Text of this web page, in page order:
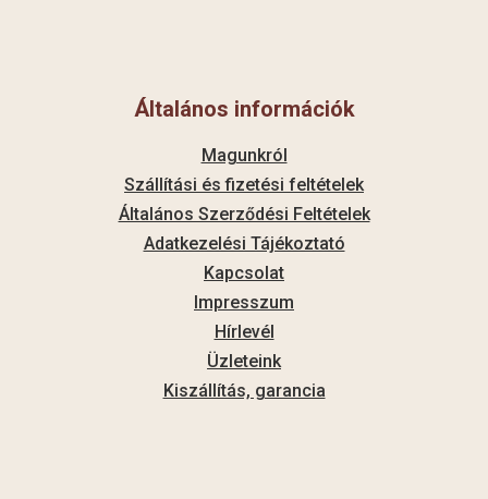
Általános információk
Magunkról
Szállítási és fizetési feltételek
Általános Szerződési Feltételek
Adatkezelési Tájékoztató
Kapcsolat
Impresszum
Hírlevél
Üzleteink
Kiszállítás, garancia